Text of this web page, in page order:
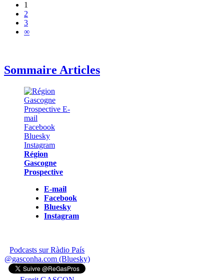
1
2
3
∞
Sommaire Articles
Région
Gascogne
Prospective
E-mail
Facebook
Bluesky
Instagram
Podcasts sur Ràdio País
@gasconha.com (Bluesky)